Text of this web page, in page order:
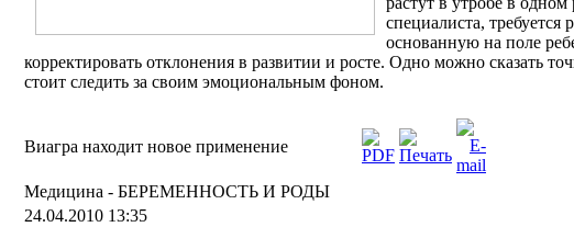
специалиста, требуется
основанную на поле
корректировать отклонения в развитии и росте. Одно можно сказать
стоит следить за своим эмоциональным фоном.
Виагра находит новое применение
Медицина - БЕРЕМЕННОСТЬ И РОДЫ
24.04.2010 13:35